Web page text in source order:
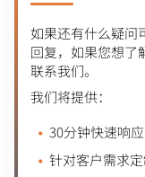
如果还有什么疑问
回复，如果您想了
联系我们。
我们将提供：
30分钟快速响
针对客户需求